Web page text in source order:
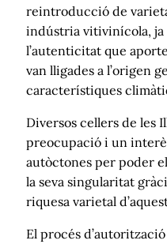
reintroducció de
indústria vitivinícola, ja
l’autenticitat que
van lligades a l’origen
característiques
Diversos cellers de les
preocupació i un
autòctones per poder
la seva singularitat
riquesa varietal
El procés